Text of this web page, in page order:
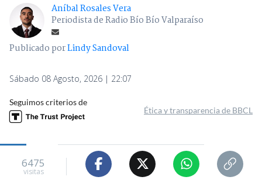
Aníbal Rosales Vera
Periodista de Radio Bío Bío Valparaíso
Publicado porLindy Sandoval
Sábado 08 Agosto, 2026 | 22:07
Seguimos criterios de
Ética y transparencia de BBCL
6475
visitas